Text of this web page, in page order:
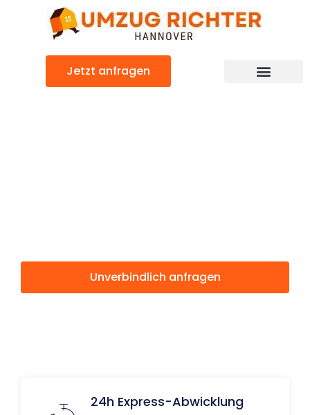
Jetzt anfragen
Unverbindlich anfragen
24h Express-Abwicklung